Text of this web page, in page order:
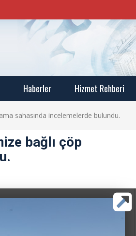
Haberler Hizmet Rehberi
sahasında incelemelerde bulundu.
bağlı çöp